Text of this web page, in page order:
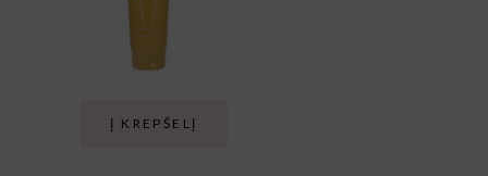
Į KREPŠELĮ